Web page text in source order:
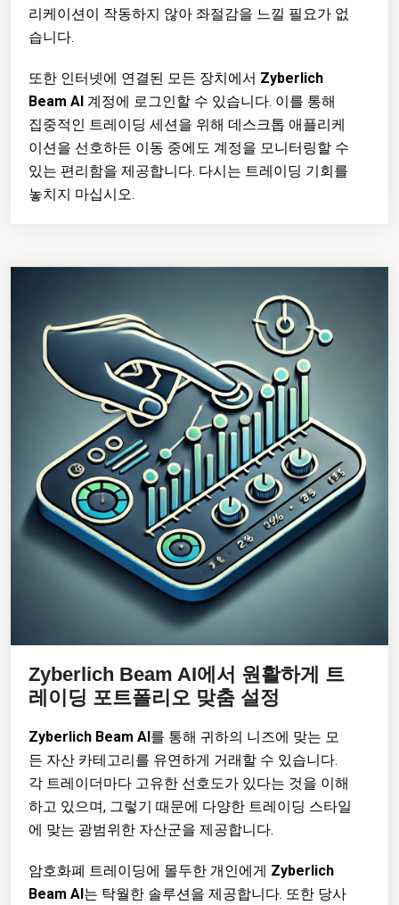
리케이션이 작동하지 않아 좌절감을 느낄 필요가 없
습니다.
또한 인터넷에 연결된 모든 장치에서 Zyberlich
Beam AI 계정에 로그인할 수 있습니다. 이를 통해
집중적인 트레이딩 세션을 위해 데스크톱 애플리케
이션을 선호하든 이동 중에도 계정을 모니터링할 수
있는 편리함을 제공합니다. 다시는 트레이딩 기회를
놓치지 마십시오.
Zyberlich Beam AI에서 원활하게 트
레이딩 포트폴리오 맞춤 설정
Zyberlich Beam AI를 통해 귀하의 니즈에 맞는 모
든 자산 카테고리를 유연하게 거래할 수 있습니다.
각 트레이더마다 고유한 선호도가 있다는 것을 이해
하고 있으며, 그렇기 때문에 다양한 트레이딩 스타일
에 맞는 광범위한 자산군을 제공합니다.
암호화폐 트레이딩에 몰두한 개인에게 Zyberlich
Beam AI는 탁월한 솔루션을 제공합니다. 또한 당사